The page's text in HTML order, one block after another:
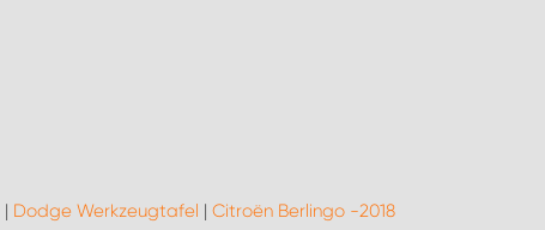
| Dodge Werkzeugtafel | Citroën Berlingo -2018